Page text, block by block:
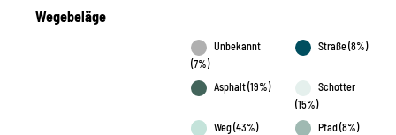
Wegebeläge
Unbekannt
(7%)
Straße (8%)
Asphalt (19%)
Schotter
(15%)
Weg (43%)
Pfad (8%)